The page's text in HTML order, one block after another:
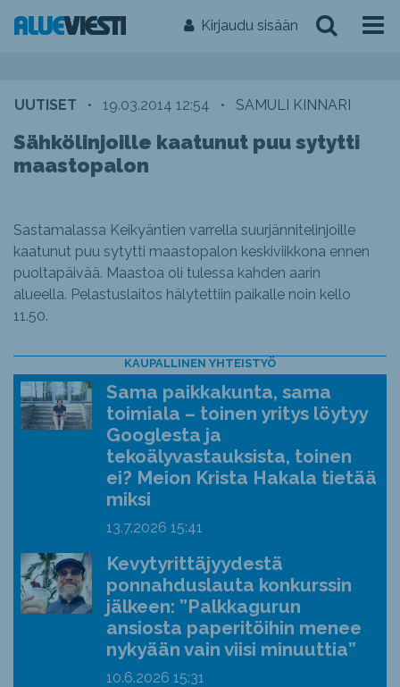
Kirjaudu sisään
UUTISET • 19.03.2014 12:54 • SAMULI KINNARI
Sähkölinjoille kaatunut puu sytytti
maastopalon
Sastamalassa Keikyäntien varrella suurjännitelinjoille
kaatunut puu sytytti maastopalon keskiviikkona ennen
puoltapäivää. Maastoa oli tulessa kahden aarin
alueella. Pelastuslaitos hälytettiin paikalle noin kello
11.50.
KAUPALLINEN YHTEISTYÖ
Sama paikkakunta, sama
toimiala – toinen yritys löytyy
Googlesta ja
tekoälyvastauksista, toinen
ei? Meion Krista Hakala tietää
miksi
13.7.2026 15:41
Kevytyrittäjyydestä
ponnahduslauta konkurssin
jälkeen: ”Palkkagurun
ansiosta paperitöihin menee
nykyään vain viisi minuuttia”
10.6.2026 15:31